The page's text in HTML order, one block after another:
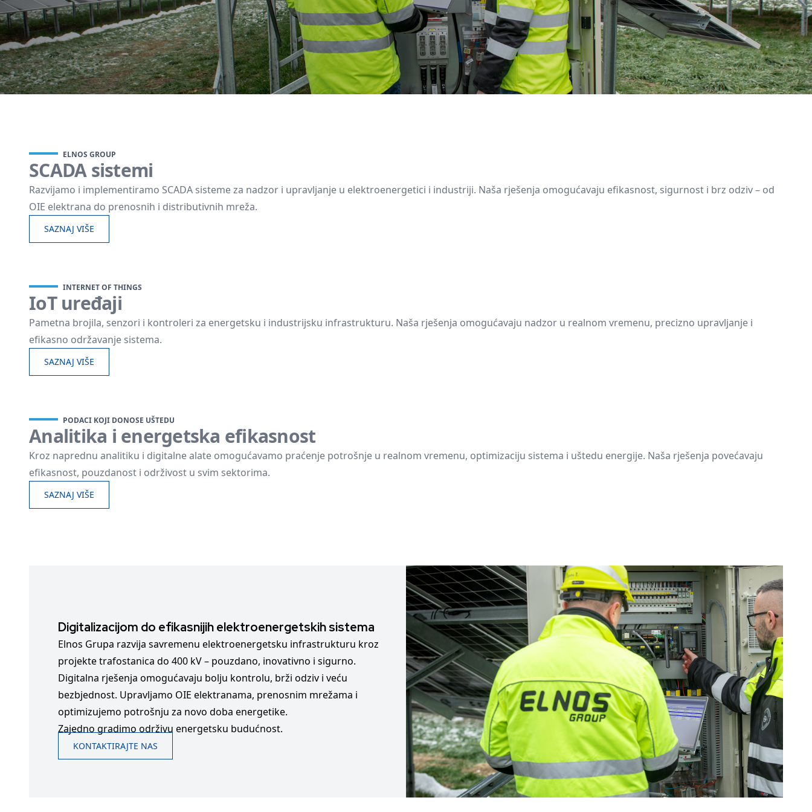
ELNOS GROUP
SCADA sistemi
Razvijamo i implementiramo SCADA sisteme za nadzor i upravljanje u elektroenergetici i industriji. Naša rješenja omogućavaju efikasnost, sigurnost i brz odziv – od
OIE elektrana do prenosnih i distributivnih mreža.
SAZNAJ VIŠE
INTERNET OF THINGS
IoT uređaji
Pametna brojila, senzori i kontroleri za energetsku i industrijsku infrastrukturu. Naša rješenja omogućavaju nadzor u realnom vremenu, precizno upravljanje i
efikasno održavanje sistema.
SAZNAJ VIŠE
PODACI KOJI DONOSE UŠTEDU
Analitika i energetska efikasnost
Kroz naprednu analitiku i digitalne alate omogućavamo praćenje potrošnje u realnom vremenu, optimizaciju sistema i uštedu energije. Naša rješenja povećavaju
efikasnost, pouzdanost i održivost u svim sektorima.
SAZNAJ VIŠE
Digitalizacijom do efikasnijih elektroenergetskih sistema
Elnos Grupa razvija savremenu elektroenergetsku infrastrukturu kroz
projekte trafostanica do 400 kV – pouzdano, inovativno i sigurno.
Digitalna rješenja omogućavaju bolju kontrolu, brži odziv i veću
bezbjednost. Upravljamo OIE elektranama, prenosnim mrežama i
optimizujemo potrošnju za novo doba energetike.
Zajedno gradimo održivu energetsku budućnost.
KONTAKTIRAJTE NAS